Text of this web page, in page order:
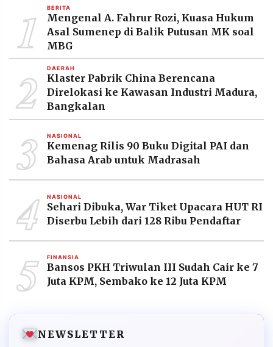
RESOLUSI
MEDIA
PRAMUDITA
1 BERITA
Mengenal A. Fahrur Rozi, Kuasa Hukum
Asal Sumenep di Balik Putusan MK soal
MBG
2 DAERAH
Klaster Pabrik China Berencana
Direlokasi ke Kawasan Industri Madura,
Bangkalan
3 NASIONAL
Kemenag Rilis 90 Buku Digital PAI dan
Bahasa Arab untuk Madrasah
4 NASIONAL
Sehari Dibuka, War Tiket Upacara HUT RI
Diserbu Lebih dari 128 Ribu Pendaftar
5 FINANSIA
Bansos PKH Triwulan III Sudah Cair ke 7
Juta KPM, Sembako ke 12 Juta KPM
NEWSLETTER